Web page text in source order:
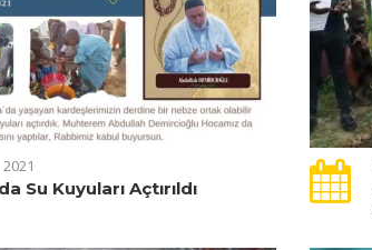
Su Kuyuları Açtırıldı